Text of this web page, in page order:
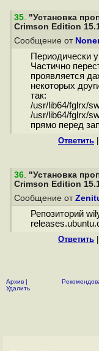
35. "Установка
Crimson Edition
Сообщение от
Периодически
Частично
проявляется
некоторых
так:
/usr/lib64/fglrx/
/usr/lib64/fglrx/
прямо перед
Ответить
36. "Установка
Crimson Edition
Сообщение от
Репозиторий
Ответить
Архив |
Удалить